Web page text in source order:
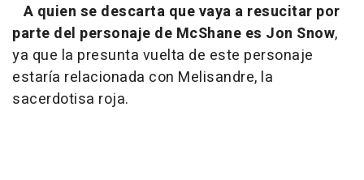
A quien se descarta que vaya a resucitar por
parte del personaje de McShane es Jon Snow,
ya que la presunta vuelta de este personaje
estaría relacionada con Melisandre, la
sacerdotisa roja.